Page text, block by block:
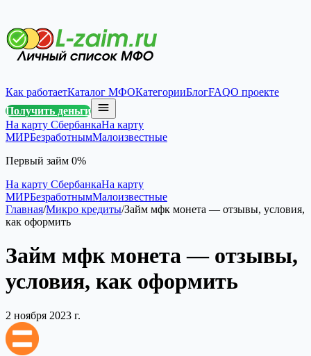
Как работаетКаталог МФОКатегорииБлогFAQО проекте
Получить деньги
На карту СбербанкаНа карту
МИРБезработнымМалоизвестные
Первый займ 0%
На карту СбербанкаНа карту
МИРБезработнымМалоизвестные
Главная/Микро кредиты/Займ мфк монета — отзывы, условия,
как оформить
Займ мфк монета — отзывы,
условия, как оформить
2 ноября 2023 г.